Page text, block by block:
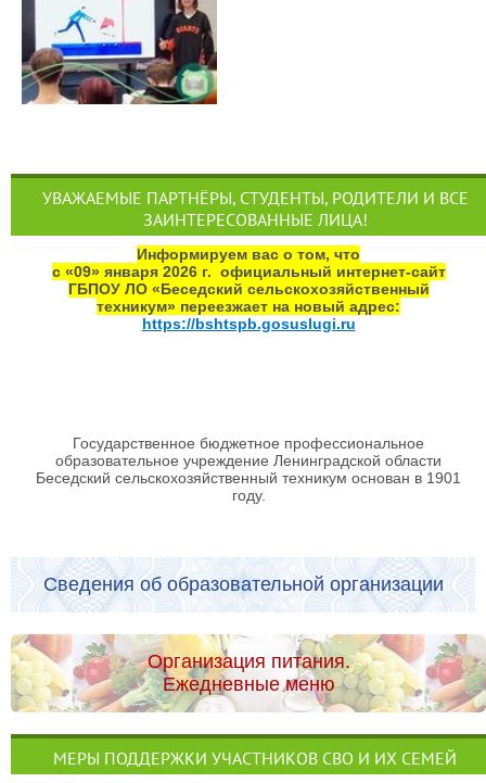
УВАЖАЕМЫЕ ПАРТНЁРЫ, СТУДЕНТЫ, РОДИТЕЛИ И ВСЕ
ЗАИНТЕРЕСОВАННЫЕ ЛИЦА!
Информируем вас о том, что
с «09» января 2026 г. официальный интернет‑сайт
ГБПОУ ЛО «Беседский сельскохозяйственный
техникум» переезжает на новый адрес:
https://bshtspb.gosuslugi.ru
Государственное бюджетное профессиональное
образовательное учреждение Ленинградской области
Беседский сельскохозяйственный техникум основан в 1901
году.
Сведения об образовательной организации
Организация питания.
Ежедневные меню
МЕРЫ ПОДДЕРЖКИ УЧАСТНИКОВ СВО И ИХ СЕМЕЙ